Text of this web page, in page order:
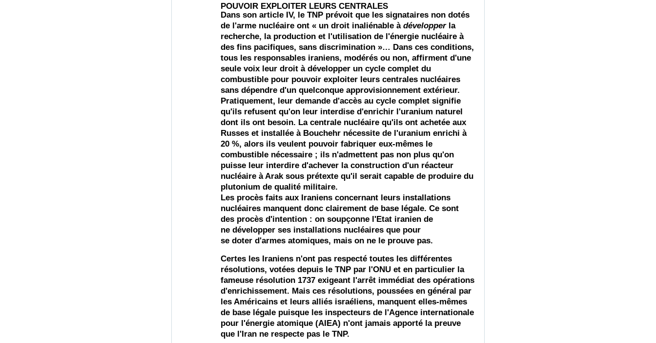
POUVOIR EXPLOITER LEURS CENTRALES
Dans son article IV, le TNP prévoit que les signataires non dotés
de l'arme nucléaire ont « un droit inaliénable à développerla
recherche, la production et l'utilisation de l'énergie nucléaire à
des fins pacifiques, sans discrimination »… Dans ces conditions,
tous les responsables iraniens, modérés ou non, affirment d'une
seule voix leur droit à développer un cycle complet du
combustible pour pouvoir exploiter leurs centrales nucléaires
sans dépendre d'un quelconque approvisionnement extérieur.
Pratiquement, leur demande d'accès au cycle complet signifie
qu'ils refusent qu'on leur interdise d'enrichir l'uranium naturel
dont ils ont besoin. La centrale nucléaire qu'ils ont achetée aux
Russes et installée à Bouchehr nécessite de l'uranium enrichi à
20 %, alors ils veulent pouvoir fabriquer eux-mêmes le
combustible nécessaire ; ils n'admettent pas non plus qu'on
puisse leur interdire d'achever la construction d'un réacteur
nucléaire à Arak sous prétexte qu'il serait capable de produire du
plutonium de qualité militaire.
Les procès faits aux Iraniens concernant leurs installations
nucléaires manquent donc clairement de base légale. Ce sont
des procès d'intention : on soupçonne l'Etat iranien de
ne développer ses installations nucléaires que pour
se doter d'armes atomiques, mais on ne le prouve pas.
Certes les Iraniens n'ont pas respecté toutes les différentes
résolutions, votées depuis le TNP par l'ONU et en particulier la
fameuse résolution 1737 exigeant l'arrêt immédiat des opérations
d'enrichissement. Mais ces résolutions, poussées en général par
les Américains et leurs alliés israéliens, manquent elles-mêmes
de base légale puisque les inspecteurs de l'Agence internationale
pour l'énergie atomique (AIEA) n'ont jamais apporté la preuve
que l'Iran ne respecte pas le TNP.